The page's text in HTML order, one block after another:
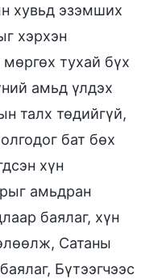
хувьд эзэмших
хэрхэн
тухай бүх
амьд үлдэх
талх төдийгүй,
бат бөх
хүн
амьдран
баялаг, хүн
Сатаны
Бүтээгчээс